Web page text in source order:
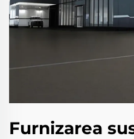
Furnizarea